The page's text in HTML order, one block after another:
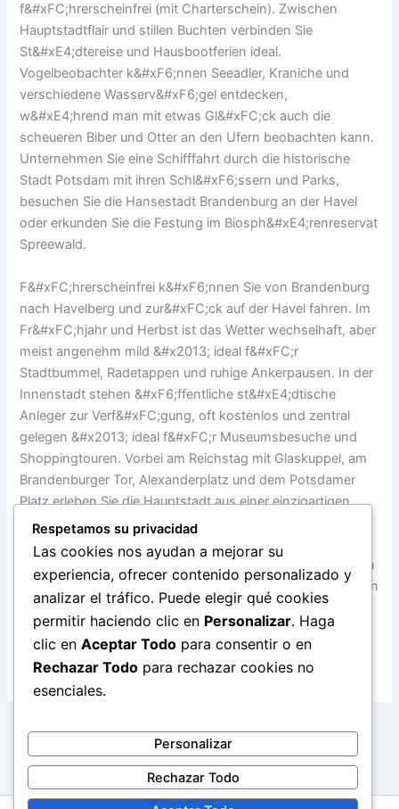
f&#xFC;hrerscheinfrei (mit Charterschein). Zwischen
Hauptstadtflair und stillen Buchten verbinden Sie
St&#xE4;dtereise und Hausbootferien ideal.
Vogelbeobachter k&#xF6;nnen Seeadler, Kraniche und
verschiedene Wasserv&#xF6;gel entdecken,
w&#xE4;hrend man mit etwas Gl&#xFC;ck auch die
scheueren Biber und Otter an den Ufern beobachten kann.
Unternehmen Sie eine Schifffahrt durch die historische
Stadt Potsdam mit ihren Schl&#xF6;ssern und Parks,
besuchen Sie die Hansestadt Brandenburg an der Havel
oder erkunden Sie die Festung im Biosph&#xE4;renreservat
Spreewald.
F&#xFC;hrerscheinfrei k&#xF6;nnen Sie von Brandenburg
nach Havelberg und zur&#xFC;ck auf der Havel fahren. Im
Fr&#xFC;hjahr und Herbst ist das Wetter wechselhaft, aber
meist angenehm mild &#x2013; ideal f&#xFC;r
Stadtbummel, Radetappen und ruhige Ankerpausen. In der
Innenstadt stehen &#xF6;ffentliche st&#xE4;dtische
Anleger zur Verf&#xFC;gung, oft kostenlos und zentral
gelegen &#x2013; ideal f&#xFC;r Museumsbesuche und
Shoppingtouren. Vorbei am Reichstag mit Glaskuppel, am
Brandenburger Tor, Alexanderplatz und dem Potsdamer
Platz erleben Sie die Hauptstadt aus einer einzigartigen
Perspektive.
Um Berlin mit dem Hausboot zu erkunden, ben&#xF6;tigen
Sie den Sportbootf&#xFC;hrerschein Binnen. Unternehmen
Sie eine Bootsreise auf der Spree mitten durch Berlin oder
entdecken Sie die Schl&#xF6;sser in Potsdam! Mit dem
Sportbootf&#xFC;hrerschein Binnen fahren Sie mit einem
Hausboot nach Berlin.
ANTERIOR SIGUIENTE
Respetamos su privacidad
Las cookies nos ayudan a mejorar su
experiencia, ofrecer contenido personalizado y
analizar el tráfico. Puede elegir qué cookies
permitir haciendo clic en Personalizar. Haga
clic en Aceptar Todo para consentir o en
Rechazar Todo para rechazar cookies no
esenciales.
Personalizar
Rechazar Todo